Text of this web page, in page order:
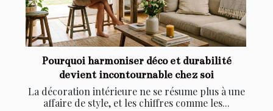
Pourquoi harmoniser déco et durabilité
devient incontournable chez soi
La décoration intérieure ne se résume plus à une
affaire de style, et les chiffres comme les...